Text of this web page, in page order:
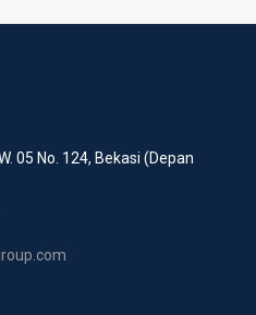
05 No. 124, Bekasi (Depan